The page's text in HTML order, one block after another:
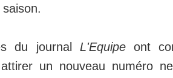
du journal L'Equipeont
un nouveau numéro